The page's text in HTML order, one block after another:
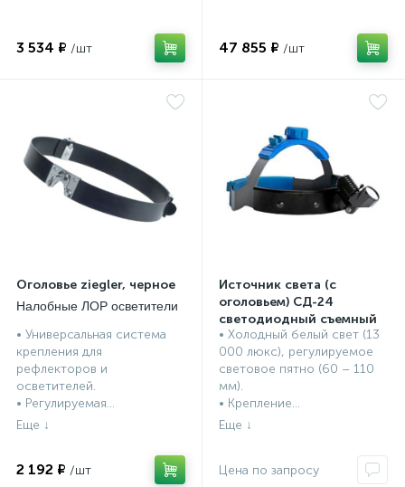
3 534 ₽ 47 855 ₽
Оголовье ziegler, черное
Налобные ЛОР осветители
• Универсальная система
крепления для
рефлекторов и
осветителей.
• Регулируемая...
2 192 ₽
Источник света (c
оголовьем) СД-24
светодиодный съемный
Налобные ЛОР осветители
• Холодный белый свет (13
000 люкс), регулируемое
световое пятно (60 – 110
мм).
• Крепление...